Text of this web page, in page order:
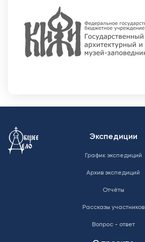
Меню в подвалеЭкспедиции
График экспедиций
Архив экспедиций
Отчёты
Рассказы участников
Вопрос - ответ